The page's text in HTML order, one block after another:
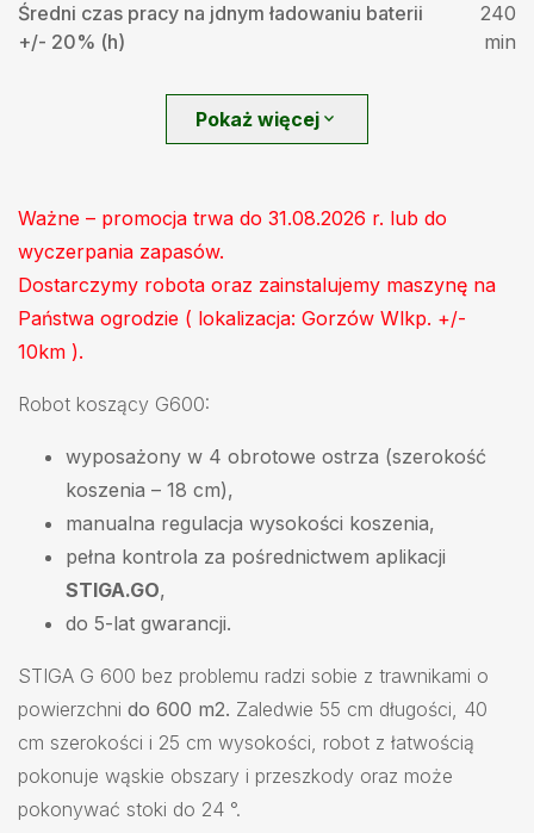
Średni czas pracy na jdnym ładowaniu baterii
+/- 20% (h)
240
min
Pokaż więcej expand_more
Ważne – promocja trwa do 31.08.2026 r. lub do
wyczerpania zapasów.
Dostarczymy robota oraz zainstalujemy maszynę na
Państwa ogrodzie ( lokalizacja: Gorzów Wlkp. +/-
10km ).
Robot koszący G600:
wyposażony w 4 obrotowe ostrza (szerokość
koszenia – 18 cm),
manualna regulacja wysokości koszenia,
pełna kontrola za pośrednictwem aplikacji
STIGA.GO,
do 5-lat gwarancji.
STIGA G 600 bez problemu radzi sobie z trawnikami o
powierzchni do 600 m2. Zaledwie 55 cm długości, 40
cm szerokości i 25 cm wysokości, robot z łatwością
pokonuje wąskie obszary i przeszkody oraz może
pokonywać stoki do 24 °.